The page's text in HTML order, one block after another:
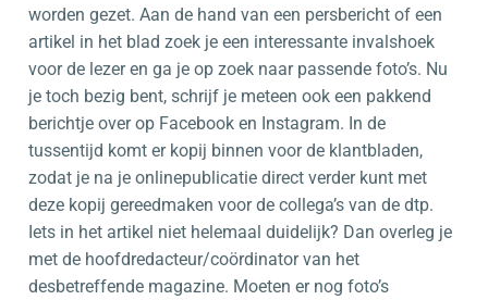
worden gezet. Aan de hand van een persbericht of een
artikel in het blad zoek je een interessante invalshoek
voor de lezer en ga je op zoek naar passende foto’s. Nu
je toch bezig bent, schrijf je meteen ook een pakkend
berichtje over op Facebook en Instagram. In de
tussentijd komt er kopij binnen voor de klantbladen,
zodat je na je onlinepublicatie direct verder kunt met
deze kopij gereedmaken voor de collega’s van de dtp.
Iets in het artikel niet helemaal duidelijk? Dan overleg je
met de hoofdredacteur/coördinator van het
desbetreffende magazine. Moeten er nog foto’s